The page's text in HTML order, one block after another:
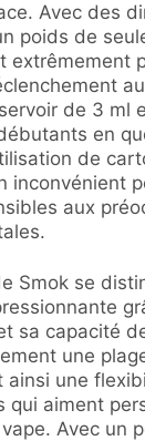
Avec des
poids de
extrêmement
de 3 ml
en
de
inconvénient
aux
Smok se
sa capacité
une
ainsi une
qui aiment
Avec un